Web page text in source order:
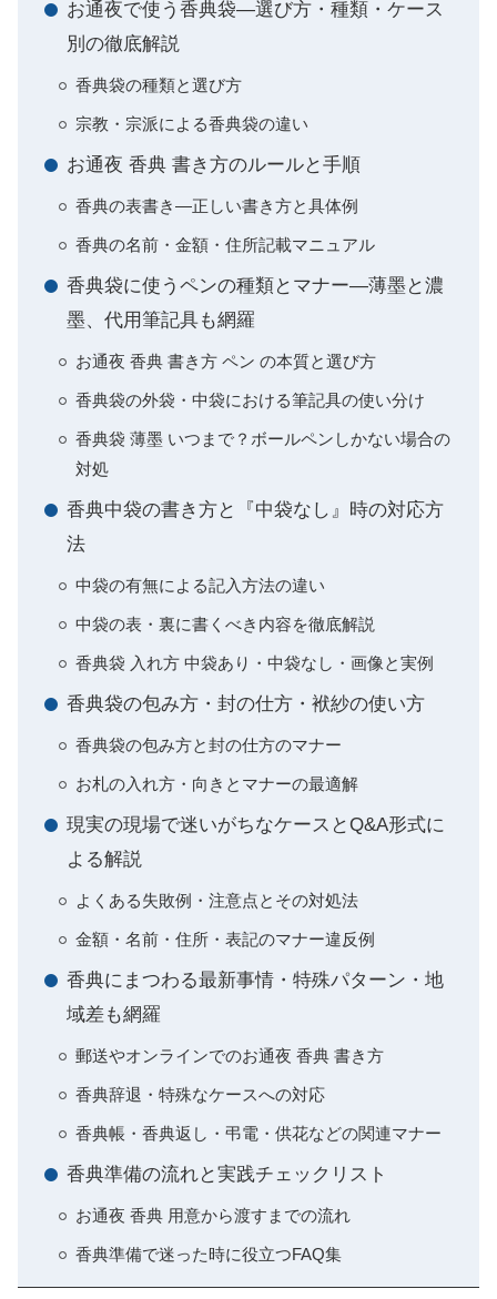
お通夜で使う香典袋―選び方・種類・ケース
別の徹底解説
香典袋の種類と選び方
宗教・宗派による香典袋の違い
お通夜 香典 書き方のルールと手順
香典の表書き―正しい書き方と具体例
香典の名前・金額・住所記載マニュアル
香典袋に使うペンの種類とマナー―薄墨と濃
墨、代用筆記具も網羅
お通夜 香典 書き方 ペン の本質と選び方
香典袋の外袋・中袋における筆記具の使い分け
香典袋 薄墨 いつまで？ボールペンしかない場合の
対処
香典中袋の書き方と『中袋なし』時の対応方
法
中袋の有無による記入方法の違い
中袋の表・裏に書くべき内容を徹底解説
香典袋 入れ方 中袋あり・中袋なし・画像と実例
香典袋の包み方・封の仕方・袱紗の使い方
香典袋の包み方と封の仕方のマナー
お札の入れ方・向きとマナーの最適解
現実の現場で迷いがちなケースとQ&A形式に
よる解説
よくある失敗例・注意点とその対処法
金額・名前・住所・表記のマナー違反例
香典にまつわる最新事情・特殊パターン・地
域差も網羅
郵送やオンラインでのお通夜 香典 書き方
香典辞退・特殊なケースへの対応
香典帳・香典返し・弔電・供花などの関連マナー
香典準備の流れと実践チェックリスト
お通夜 香典 用意から渡すまでの流れ
香典準備で迷った時に役立つFAQ集